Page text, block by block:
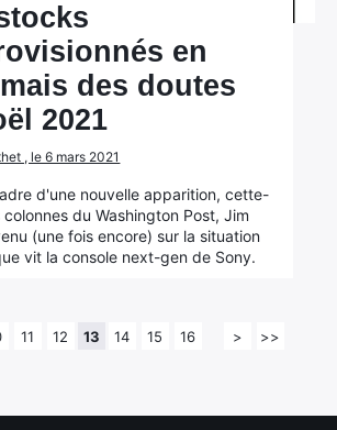
en
des doutes
2021
, le 6 mars 2021
d'une nouvelle apparition, cette-
du Washington Post, Jim
(une fois encore) sur la situation
vit la console next-gen de Sony.
11 12 13 14 15 16 > >>